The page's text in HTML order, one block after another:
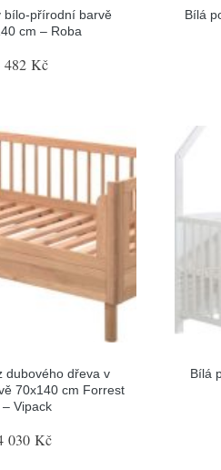
bílo-přírodní barvě
cm – Roba
482 Kč
Bílá
dubového dřeva v
70x140 cm Forrest
– Vipack
030 Kč
Bílá